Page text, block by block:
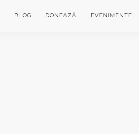
BLOG DONEAZĂ EVENIMENTE